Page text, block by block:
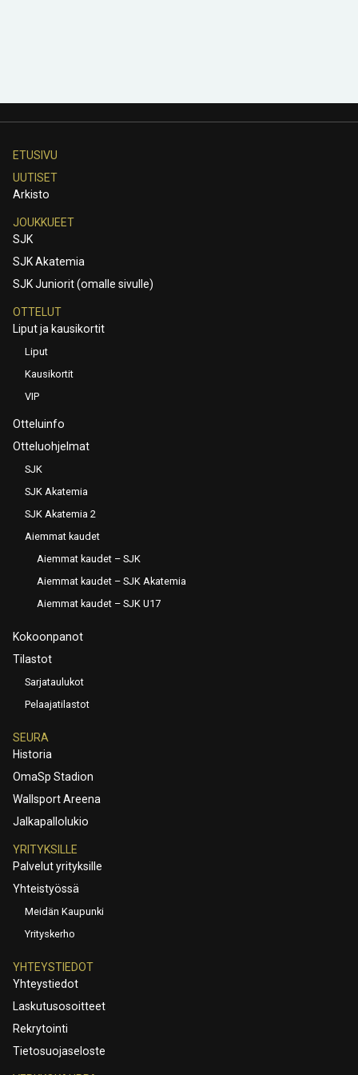
ETUSIVU
UUTISET
Arkisto
JOUKKUEET
SJK
SJK Akatemia
SJK Juniorit (omalle sivulle)
OTTELUT
Liput ja kausikortit
Liput
Kausikortit
VIP
Otteluinfo
Otteluohjelmat
SJK
SJK Akatemia
SJK Akatemia 2
Aiemmat kaudet
Aiemmat kaudet – SJK
Aiemmat kaudet – SJK Akatemia
Aiemmat kaudet – SJK U17
Kokoonpanot
Tilastot
Sarjataulukot
Pelaajatilastot
SEURA
Historia
OmaSp Stadion
Wallsport Areena
Jalkapallolukio
YRITYKSILLE
Palvelut yrityksille
Yhteistyössä
Meidän Kaupunki
Yrityskerho
YHTEYSTIEDOT
Yhteystiedot
Laskutusosoitteet
Rekrytointi
Tietosuojaseloste